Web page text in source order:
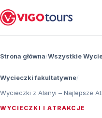
Strona główna Wszystkie
Wycieczki fakultatywne
WYCIECZKI I ATRAKCJE